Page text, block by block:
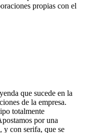
propias con el
que sucede en la
de la empresa.
totalmente
por una
y con serifa, que se